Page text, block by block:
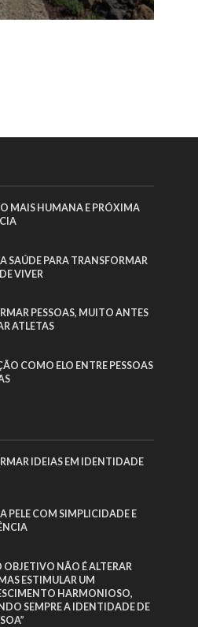
MAIS HUMANA E PRÓXIMA
SAÚDE PARA TRANSFORMAR
VIVER
PESSOAS, MUITO ANTES
ATLETAS
COMO ELO ENTRE PESSOAS
IDEIAS EM IDENTIDADE
PELE COM SIMPLICIDADE E
OBJETIVO NÃO É ALTERAR
ESTIMULAR UM
HARMONIOSO,
SEMPRE A IDENTIDADE DE